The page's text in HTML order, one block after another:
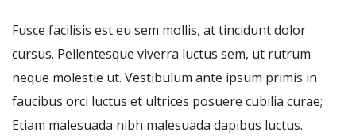
Fusce facilisis est eu sem mollis, at tincidunt dolor
cursus. Pellentesque viverra luctus sem, ut rutrum
neque molestie ut. Vestibulum ante ipsum primis in
faucibus orci luctus et ultrices posuere cubilia curae;
Etiam malesuada nibh malesuada dapibus luctus.